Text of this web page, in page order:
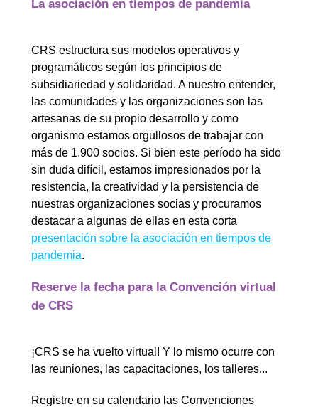
La asociación en tiempos de pandemia
CRS estructura sus modelos operativos y
programáticos según los principios de
subsidiariedad y solidaridad. A nuestro entender,
las comunidades y las organizaciones son las
artesanas de su propio desarrollo y como
organismo estamos orgullosos de trabajar con
más de 1.900 socios. Si bien este período ha sido
sin duda difícil, estamos impresionados por la
resistencia, la creatividad y la persistencia de
nuestras organizaciones socias y procuramos
destacar a algunas de ellas en esta corta
presentación sobre la asociación en tiempos de
pandemia.
Reserve la fecha para la Convención virtual
de CRS
¡CRS se ha vuelto virtual! Y lo mismo ocurre con
las reuniones, las capacitaciones, los talleres...
Registre en su calendario las Convenciones